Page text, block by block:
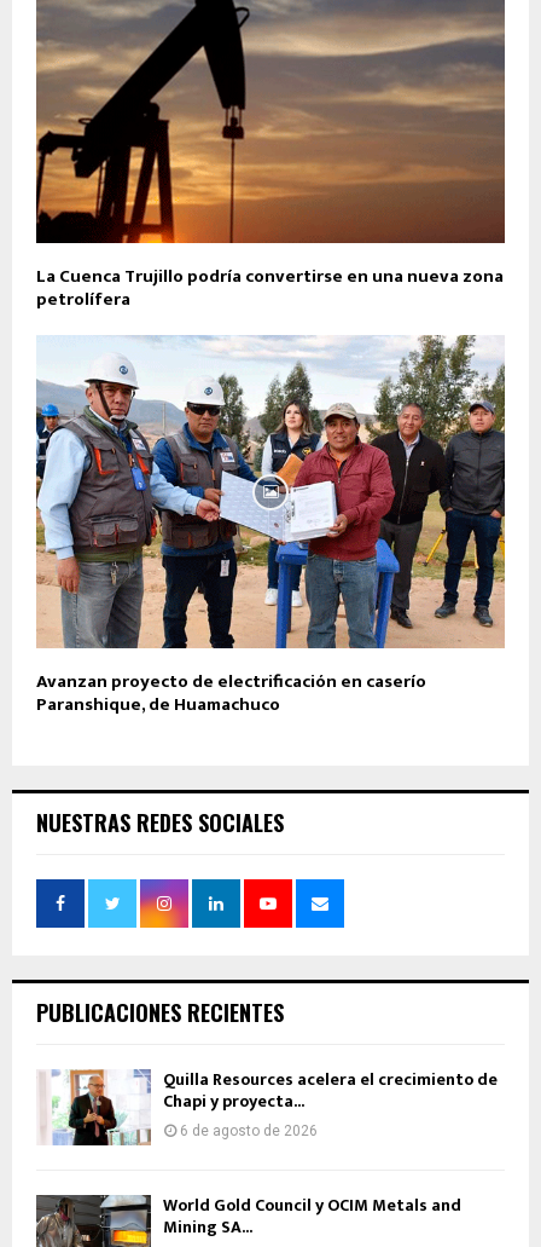
La Cuenca Trujillo podría convertirse en una nueva zona
petrolífera
Avanzan proyecto de electrificación en caserío
Paranshique, de Huamachuco
NUESTRAS REDES SOCIALES
PUBLICACIONES RECIENTES
Quilla Resources acelera el crecimiento de
Chapi y proyecta...
6 de agosto de 2026
World Gold Council y OCIM Metals and
Mining SA...